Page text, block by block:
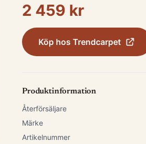
2 459 kr
Köp hos Trendcarpet
Produktinformation
Återförsäljare
Märke
Artikelnummer